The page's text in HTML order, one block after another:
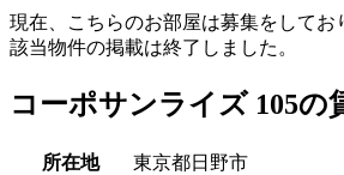
現在、こちらのお部屋は募集をしてお
該当物件の掲載は終了しました。
コーポサンライズ 105の
所在地 東京都日野市